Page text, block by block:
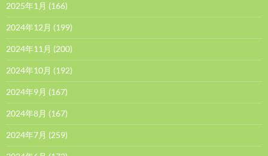
2025年1月 (166)
2024年12月 (199)
2024年11月 (200)
2024年10月 (192)
2024年9月 (167)
2024年8月 (167)
2024年7月 (259)